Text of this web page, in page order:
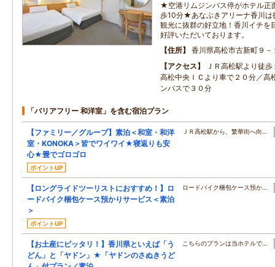
★空港リムジンバス停がホテル
歩10分★あなぶきアリーナ香川
観光に抜群の好立地！香川イチを
好評いただいております。
住所
香川県高松市古新町９－
アクセス
ＪＲ高松駅より徒
高松中央ＩＣより車で２０分／高
ンバスで３０分
「バリアフリー 和洋室」を含む宿泊プラン
【ファミリー／グループ】素泊＜和室・和洋
室・KONOKA＞皆でワイワイ★寝返りも安
心★畳でゴロゴロ
ポイントUP
ＪＲ高松駅から、繁華街へ向…
【ロングライドツーリストにおすすめ！】ロ
ードバイク梱包ケース預かりサービス＜素泊
＞
ポイントUP
ロードバイク梱包ケース預か…
【お土産にピッタリ！】香川県といえば「う
どん」と「ヤドン」★「ヤドンのさぬきうど
こちらのプランは当ホテルで…